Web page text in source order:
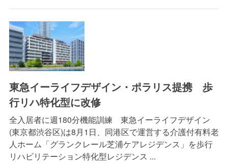
東急イーライフデザイン・ポラリス提携 歩
行リハ特化型に改修
全入居者に週180分機能訓練 東急イーライフデザイン
(東京都渋谷区)は8月1日、同港区で運営する介護付有料老
人ホーム「グランクレール芝浦ケアレジデンス」を歩行
リハビリテーション特化型レジデンス ...